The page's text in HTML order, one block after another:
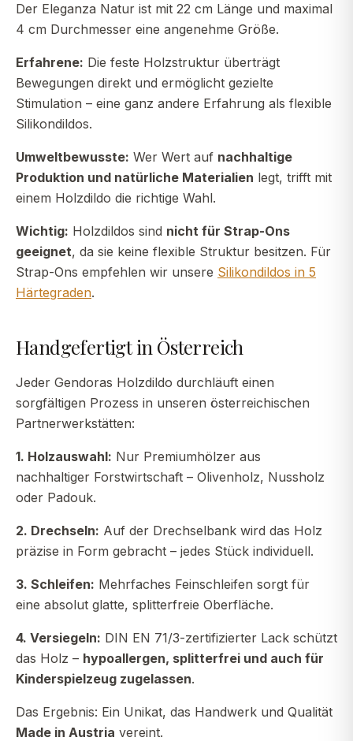
Der Eleganza Natur ist mit 22 cm Länge und maximal
4 cm Durchmesser eine angenehme Größe.
Erfahrene: Die feste Holzstruktur überträgt
Bewegungen direkt und ermöglicht gezielte
Stimulation – eine ganz andere Erfahrung als flexible
Silikondildos.
Umweltbewusste: Wer Wert auf nachhaltige
Produktion und natürliche Materialien legt, trifft mit
einem Holzdildo die richtige Wahl.
Wichtig: Holzdildos sind nicht für Strap-Ons
geeignet, da sie keine flexible Struktur besitzen. Für
Strap-Ons empfehlen wir unsere Silikondildos in 5
Härtegraden.
Handgefertigt in Österreich
Jeder Gendoras Holzdildo durchläuft einen
sorgfältigen Prozess in unseren österreichischen
Partnerwerkstätten:
1. Holzauswahl: Nur Premiumhölzer aus
nachhaltiger Forstwirtschaft – Olivenholz, Nussholz
oder Padouk.
2. Drechseln: Auf der Drechselbank wird das Holz
präzise in Form gebracht – jedes Stück individuell.
3. Schleifen: Mehrfaches Feinschleifen sorgt für
eine absolut glatte, splitterfreie Oberfläche.
4. Versiegeln: DIN EN 71/3-zertifizierter Lack schützt
das Holz – hypoallergen, splitterfrei und auch für
Kinderspielzeug zugelassen.
Das Ergebnis: Ein Unikat, das Handwerk und Qualität
Made in Austria vereint.